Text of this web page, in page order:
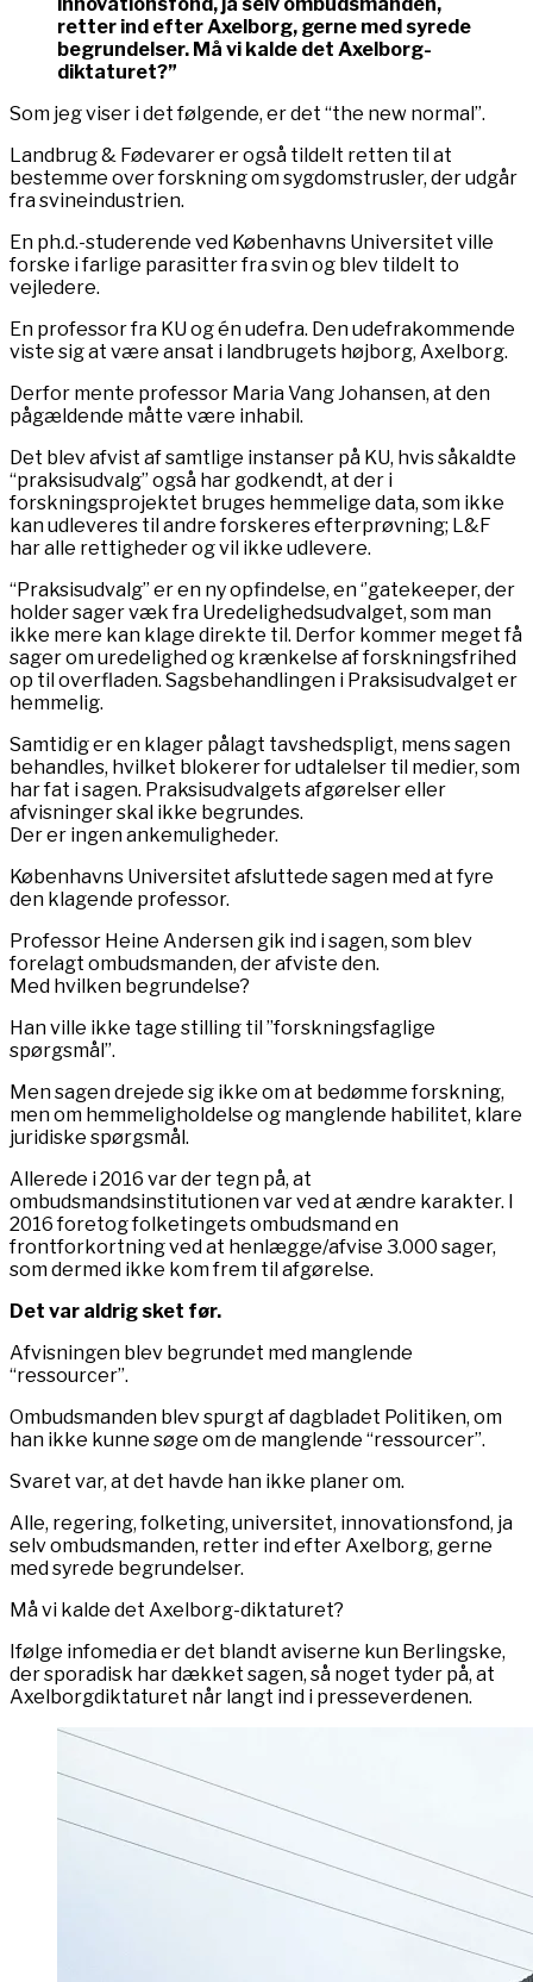
retter ind efter Axelborg, gerne med syrede
begrundelser. Må vi kalde det Axelborg-
diktaturet?”
Som jeg viser i det følgende, er det “the new normal”.
Landbrug & Fødevarer er også tildelt retten til at
bestemme over forskning om sygdomstrusler, der udgår
fra svineindustrien.
En ph.d.-studerende ved Københavns Universitet ville
forske i farlige parasitter fra svin og blev tildelt to
vejledere.
En professor fra KU og én udefra. Den udefrakommende
viste sig at være ansat i landbrugets højborg, Axelborg.
Derfor mente professor Maria Vang Johansen, at den
pågældende måtte være inhabil.
Det blev afvist af samtlige instanser på KU, hvis såkaldte
“praksisudvalg” også har godkendt, at der i
forskningsprojektet bruges hemmelige data, som ikke
kan udleveres til andre forskeres efterprøvning; L&F
har alle rettigheder og vil ikke udlevere.
“Praksisudvalg” er en ny opfindelse, en ‘’gatekeeper, der
holder sager væk fra Uredelighedsudvalget, som man
ikke mere kan klage direkte til. Derfor kommer meget få
sager om uredelighed og krænkelse af forskningsfrihed
op til overfladen. Sagsbehandlingen i Praksisudvalget er
hemmelig.
Samtidig er en klager pålagt tavshedspligt, mens sagen
behandles, hvilket blokerer for udtalelser til medier, som
har fat i sagen. Praksisudvalgets afgørelser eller
afvisninger skal ikke begrundes.
Der er ingen ankemuligheder.
Københavns Universitet afsluttede sagen med at fyre
den klagende professor.
Professor Heine Andersen gik ind i sagen, som blev
forelagt ombudsmanden, der afviste den.
Med hvilken begrundelse?
Han ville ikke tage stilling til ”forskningsfaglige
spørgsmål”.
Men sagen drejede sig ikke om at bedømme forskning,
men om hemmeligholdelse og manglende habilitet, klare
juridiske spørgsmål.
Allerede i 2016 var der tegn på, at
ombudsmandsinstitutionen var ved at ændre karakter. I
2016 foretog folketingets ombudsmand en
frontforkortning ved at henlægge/afvise 3.000 sager,
som dermed ikke kom frem til afgørelse.
Det var aldrig sket før.
Afvisningen blev begrundet med manglende
“ressourcer”.
Ombudsmanden blev spurgt af dagbladet Politiken, om
han ikke kunne søge om de manglende “ressourcer”.
Svaret var, at det havde han ikke planer om.
Alle, regering, folketing, universitet, innovationsfond, ja
selv ombudsmanden, retter ind efter Axelborg, gerne
med syrede begrundelser.
Må vi kalde det Axelborg-diktaturet?
Ifølge infomedia er det blandt aviserne kun Berlingske,
der sporadisk har dækket sagen, så noget tyder på, at
Axelborgdiktaturet når langt ind i presseverdenen.